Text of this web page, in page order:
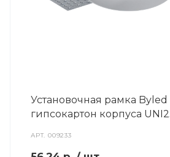
Установочная рамка
гипсокартон корпуса
АРТ.009233